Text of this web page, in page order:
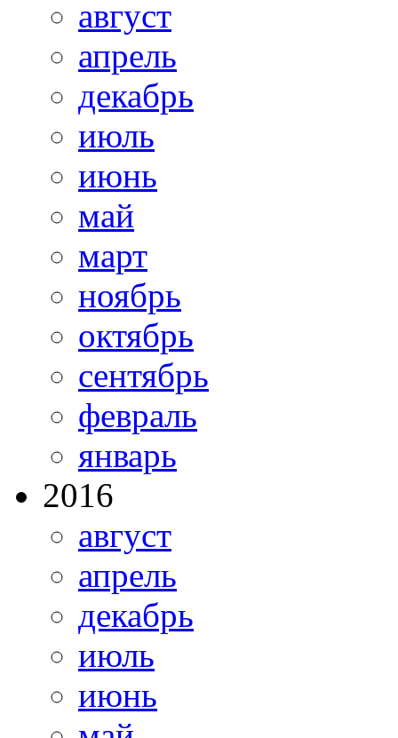
август
апрель
декабрь
июль
июнь
май
март
ноябрь
октябрь
сентябрь
февраль
январь
2016
август
апрель
декабрь
июль
июнь